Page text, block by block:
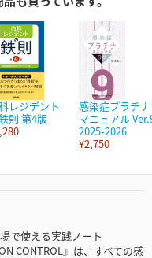
レジデント
則 第4版
感染症プラチナ
マニュアル
2025-2026
¥2,750
で使える実践ノート
CONTROL』は、すべての感